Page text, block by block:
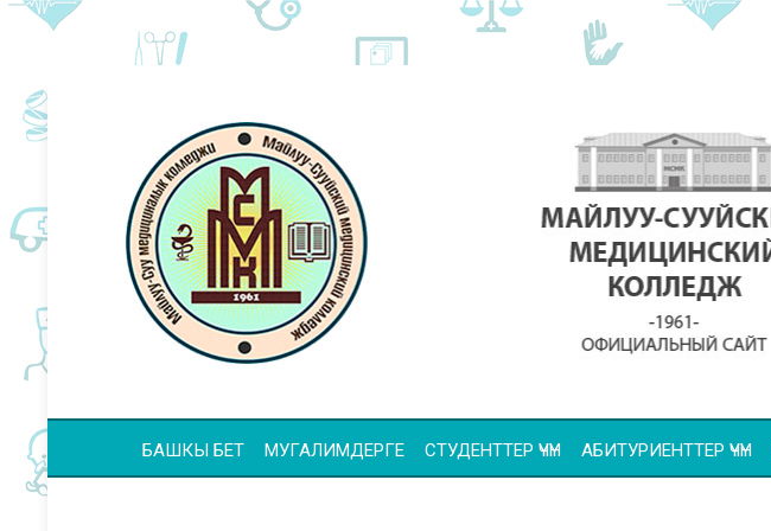
БАШКЫ БЕТ МУГАЛИМДЕРГЕ СТУДЕНТТЕР ҮЧҮН АБИТУРИЕНТТЕР ҮЧҮН